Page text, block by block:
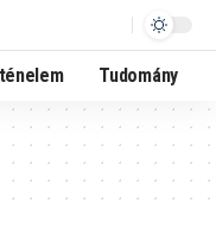
Tudomány